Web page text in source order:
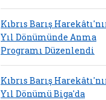
Kıbrıs Barış
Yıl Dönümünde Anma
Programı Düzenlendi
Kıbrıs Barış
Yıl Dönümü Biga'da